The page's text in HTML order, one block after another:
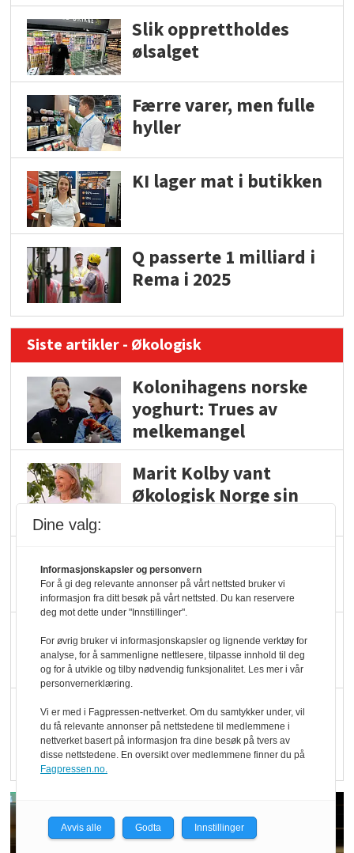
Slik opprettholdes
ølsalget
Færre varer, men fulle
hyller
KI lager mat i butikken
Q passerte 1 milliard i
Rema i 2025
Siste artikler - Økologisk
Kolonihagens norske
yoghurt: Trues av
melkemangel
Marit Kolby vant
Økologisk Norge sin
økologisk i butikkhylla
Kolonihagen sliter
med å få tak i nok melk
Rapport: Økokundene
er klare! Er markedet
det?
Dine valg:
Informasjonskapsler og personvern
For å gi deg relevante annonser på vårt nettsted bruker vi
informasjon fra ditt besøk på vårt nettsted. Du kan reservere
deg mot dette under "Innstillinger".
For øvrig bruker vi informasjonskapsler og lignende verktøy for
analyse, for å sammenligne nettlesere, tilpasse innhold til deg
og for å utvikle og tilby nødvendig funksjonalitet. Les mer i vår
personvernerklæring.
Vi er med i Fagpressen-nettverket. Om du samtykker under, vil
du få relevante annonser på nettstedene til medlemmene i
nettverket basert på informasjon fra dine besøk på tvers av
disse nettstedene. En oversikt over medlemmene finner du på
Fagpressen.no.
Avvis alle Godta Innstillinger